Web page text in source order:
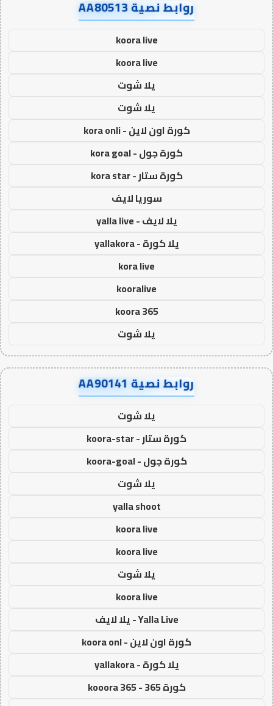
روابط نصية AA80513
koora live
koora live
يلا شوت
يلا شوت
كورة اون لاين - kora onli
كورة جول - kora goal
كورة ستار - kora star
سوريا لايف
يلا لايف - yalla live
يلا كورة - yallakora
kora live
kooralive
koora 365
يلا شوت
روابط نصية AA90141
يلا شوت
كورة ستار - koora-star
كورة جول - koora-goal
يلا شوت
yalla shoot
koora live
koora live
يلا شوت
koora live
Yalla Live - يلا لايف
كورة اون لاين - koora onl
يلا كورة - yallakora
كورة 365 - kooora 365